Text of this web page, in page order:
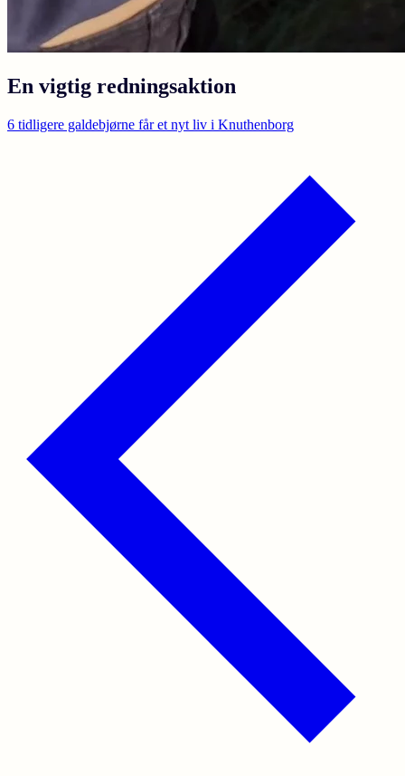
En vigtig redningsaktion
6 tidligere galdebjørne får et nyt liv i Knuthenborg